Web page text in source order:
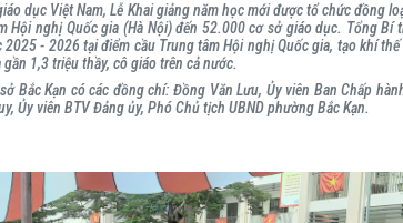
dục Việt Nam, Lễ Khai giảng năm học mới được tổ chức đồng
Hội nghị Quốc gia (Hà Nội) đến 52.000 cơ sở giáo dục. Tổng Bí
- 2026 tại điểm cầu Trung tâm Hội nghị Quốc gia, tạo khí
1,3 triệu thầy, cô giáo trên cả nước.
Bắc Kạn có các đồng chí: Đồng Văn Lưu, Ủy viên Ban Chấp
Ủy viên BTV Đảng ủy, Phó Chủ tịch UBND phường Bắc Kạn.